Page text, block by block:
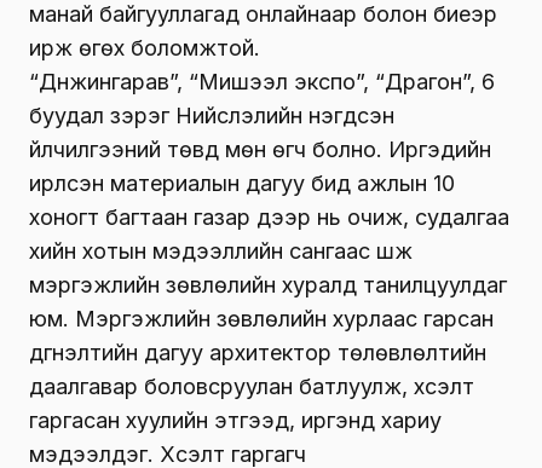
манай байгууллагад онлайнаар болон биеэр
ирж өгөх боломжтой.
“Дүнжингарав”, “Мишээл экспо”, “Драгон”, 6
буудал зэрэг Нийслэлийн нэгдсэн
үйлчилгээний төвд мөн өгч болно. Иргэдийн
ирүүлсэн материалын дагуу бид ажлын 10
хоногт багтаан газар дээр нь очиж, судалгаа
хийн хотын мэдээллийн сангаас шүүж
мэргэжлийн зөвлөлийн хуралд танилцуулдаг
юм. Мэргэжлийн зөвлөлийн хурлаас гарсан
дүгнэлтийн дагуу архитектор төлөвлөлтийн
даалгавар боловсруулан батлуулж, хүсэлт
гаргасан хуулийн этгээд, иргэнд хариу
мэдээлдэг. Хүсэлт гаргагч